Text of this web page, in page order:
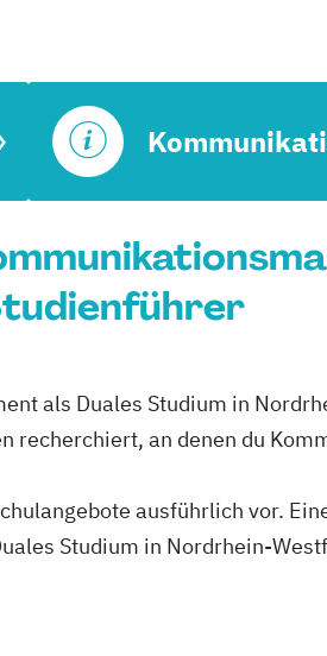
als Duales Studium in
recherchiert, an denen du
ausführlich vor.
Studium in Nordrhein-